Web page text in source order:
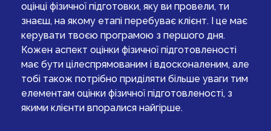
оцінці фізичної підготовки, яку ви провели, ти
знаєш, на якому етапі перебуває клієнт. І це має
керувати твоєю програмою з першого дня.
Кожен аспект оцінки фізичної підготовленості
має бути цілеспрямованим і вдосконаленим, але
тобі також потрібно приділяти більше уваги тим
елементам оцінки фізичної підготовленості, з
якими клієнти впоралися найгірше.